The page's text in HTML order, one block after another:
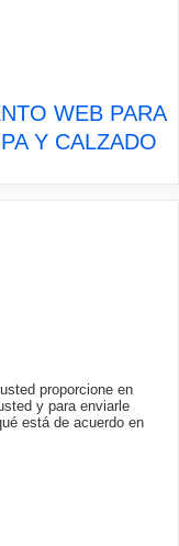
WEB PARA
Y CALZADO
proporcione en
y para enviarle
está de acuerdo en